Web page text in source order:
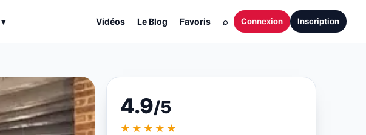
▾ Vidéos Le Blog Favoris ⌕ Connexion Inscription
4.9/5
★★★★★